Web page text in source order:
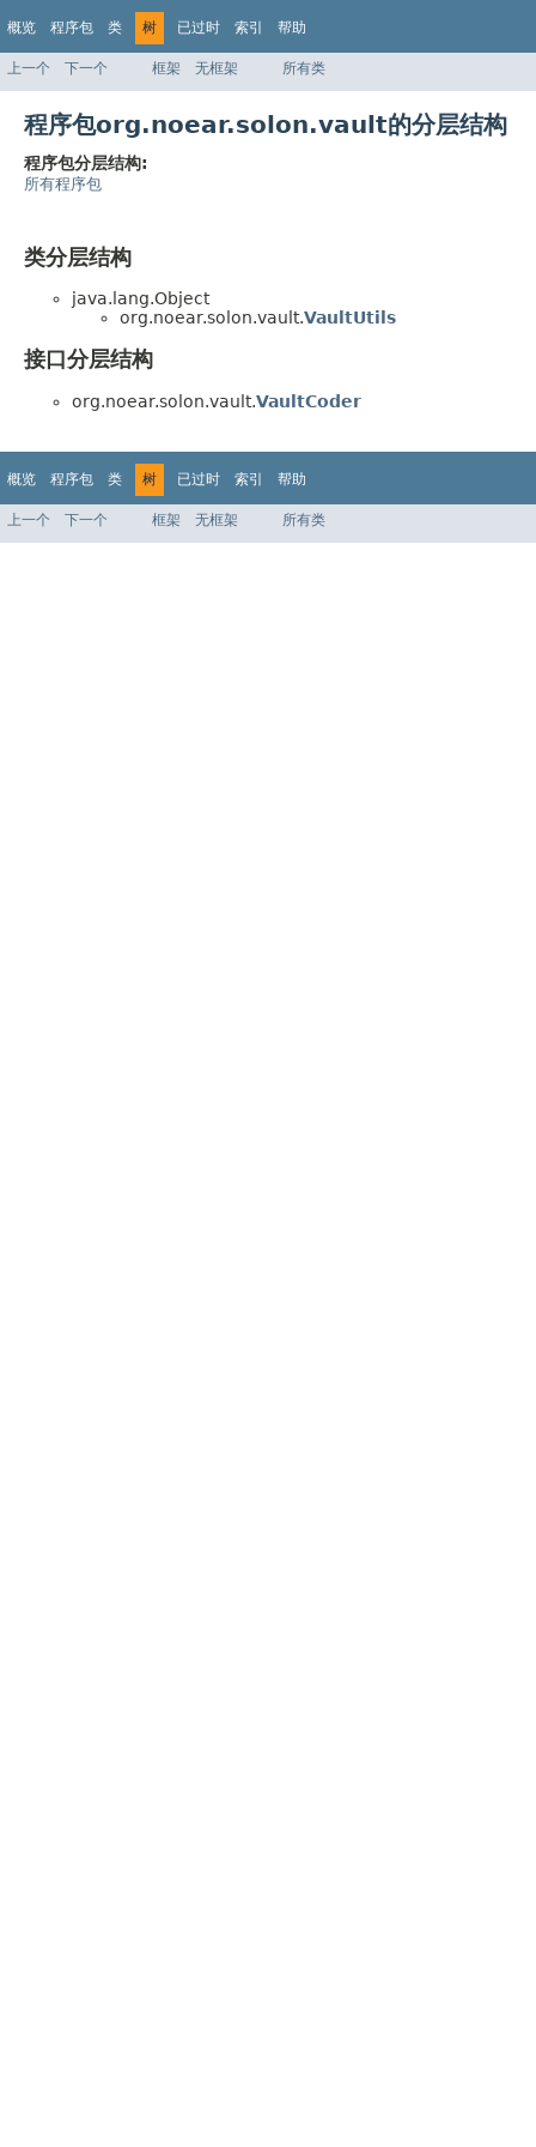
概览 程序包 类 树 已过时 索引 帮助
上一个 下一个 框架 无框架 所有类
程序包org.noear.solon.vault的分层结构
程序包分层结构:
所有程序包
类分层结构
java.lang.Object
org.noear.solon.vault.VaultUtils
接口分层结构
org.noear.solon.vault.VaultCoder
概览 程序包 类 树 已过时 索引 帮助
上一个 下一个 框架 无框架 所有类